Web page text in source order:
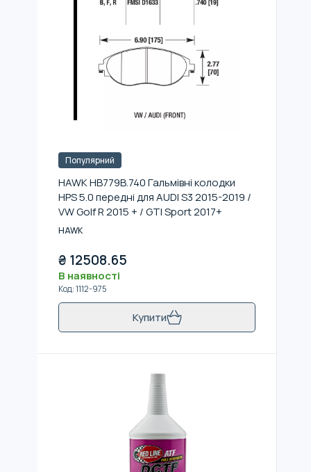
Популярний
HAWK HB779B.740 Гальмівні колодки
HPS 5.0 передні для AUDI S3 2015-2019 /
VW Golf R 2015 + / GTI Sport 2017+
HAWK
₴ 12508.65
В наявності
Код:1112-975
Купити